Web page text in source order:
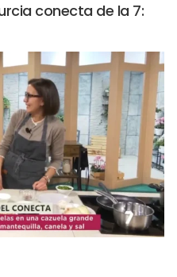
conecta de la 7: